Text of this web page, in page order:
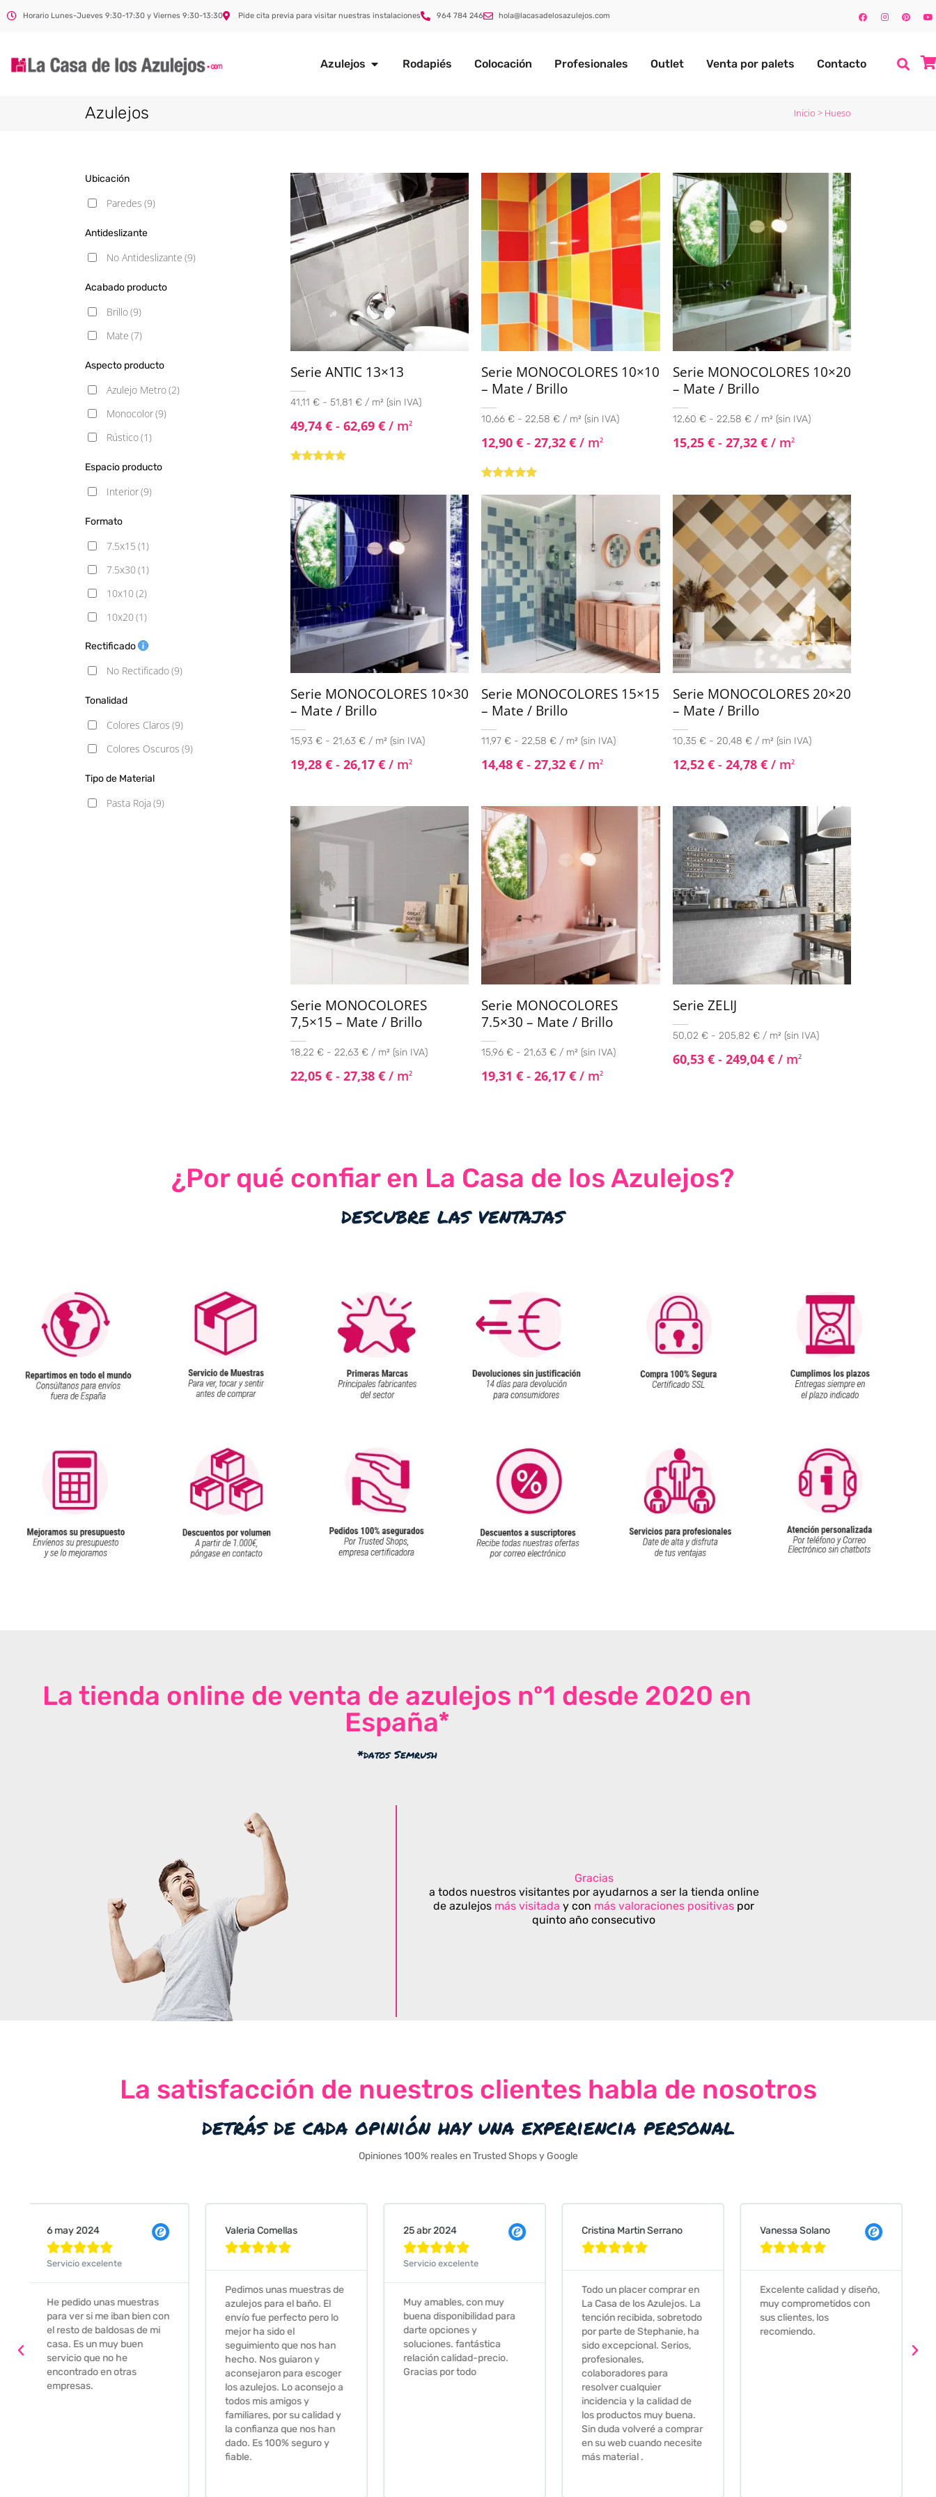
Horario Lunes-Jueves 9:30-17:30 y Viernes 9:30-13:30 Pide cita previa para visitar nuestras instalaciones 964 784 246 hola@lacasadelosazulejos.com
Azulejos Rodapiés Colocación Profesionales Outlet Venta por palets Contacto
Azulejos Inicio > Hueso
Ubicación
Paredes (9)
Antideslizante
No Antideslizante (9)
Acabado producto
Brillo(9)
Mate (7)
Aspecto producto
Azulejo Metro(2)
Monocolor(9)
Rústico(1)
Espacio producto
Interior(9)
Formato
7.5x15 (1)
7.5x30 (1)
10x10 (2)
10x20 (1)
10x30 (1)
(1)
Rectificado
No Rectificado(9)
Tonalidad
Colores Claros (9)
Colores Oscuros (9)
Tipo de Material
Pasta Roja(9)
Serie ANTIC 13×13
41,11 € - 51,81 € / m² (sin IVA)
49,74 € - 62,69 € / m2
Serie MONOCOLORES 10×10
– Mate / Brillo
10,66 € - 22,58 € / m² (sin IVA)
12,90€ - 27,32€ / m2
5.00de 5
Serie MONOCOLORES 10×20
– Mate / Brillo
12,60 € - 22,58 € / m² (sin IVA)
15,25 € - 27,32 €/ m2
Serie MONOCOLORES 10×30
– Mate / Brillo
15,93 € - 21,63 € / m² (sin IVA)
19,28 € - 26,17 € / m2
Serie MONOCOLORES 15×15
– Mate / Brillo
11,97 € - 22,58 € / m² (sin IVA)
14,48€ - 27,32€ / m2
Serie MONOCOLORES 20×20
– Mate / Brillo
10,35 € - 20,48 € / m² (sin IVA)
12,52 € - 24,78 €/ m2
Serie MONOCOLORES
7,5×15 – Mate / Brillo
18,22 € - 22,63 € / m² (sin IVA)
22,05 € - 27,38 € / m2
Serie MONOCOLORES
7.5×30 – Mate / Brillo
15,96 € - 21,63 € / m² (sin IVA)
19,31€ - 26,17€ / m2
Serie ZELIJ
50,02 € - 205,82 € / m² (sin IVA)
60,53 € - 249,04 €/ m2
¿Por qué confiar en La Casa de los Azulejos?
descubre las ventajas
La tienda online de venta de azulejos nº1 desde 2020 en
España*
*datos Semrush
Gracias
a todos nuestros visitantes por ayudarnos a ser la tienda online
de azulejos más visitada y con más valoraciones positivas por
quinto año consecutivo
La satisfacción de nuestros clientes habla de nosotros
detrás de cada opinión hay una experiencia personal
Opiniones 100% reales en Trusted Shops y Google
Valeria Comellas

azulejos para el baño. El
envío fue perfecto pero lo
mejor ha sido el
seguimiento que nos han
hecho. Nos guiaron y
aconsejaron para escoger
los azulejos. Lo aconsejo a
25 abr 2024

Muy amables, con muy
buena disponibilidad para
darte opciones y
soluciones. fantástica
relación calidad-precio.
Gracias por todo
Cristina Martin Serrano

La Casa de los Azulejos. La
tención recibida, sobretodo
por parte de Stephanie, ha
sido excepcional. Serios,
profesionales,
colaboradores para
Vanessa Solano

Excelente calidad y diseño,
muy comprometidos con
sus clientes, los
recomiendo.
Judit Bonet Pardell

Que decir, si teneis que
comprar alguna baldosa
este és el sitio indicado! Yo
pedi una muestra y me